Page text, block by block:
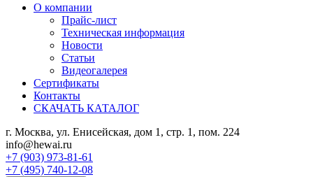
О компании
Прайс-лист
Техническая информация
Новости
Статьи
Видеогалерея
Сертификаты
Контакты
СКАЧАТЬ КАТАЛОГ
г. Москва, ул. Енисейская, дом 1, стр. 1, пом. 224
info@hewai.ru
+7 (903) 973-81-61
+7 (495) 740-12-08